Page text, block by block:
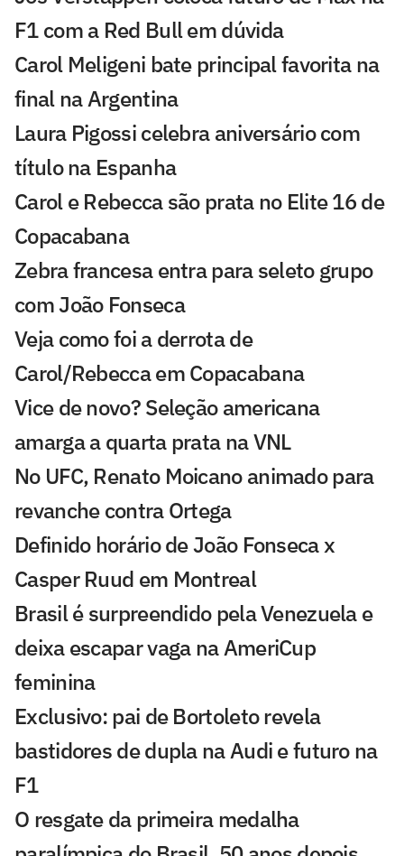
F1 com a Red Bull em dúvida
Carol Meligeni bate principal favorita na
final na Argentina
Laura Pigossi celebra aniversário com
título na Espanha
Carol e Rebecca são prata no Elite 16 de
Copacabana
Zebra francesa entra para seleto grupo
com João Fonseca
Veja como foi a derrota de
Carol/Rebecca em Copacabana
Vice de novo? Seleção americana
amarga a quarta prata na VNL
No UFC, Renato Moicano animado para
revanche contra Ortega
Definido horário de João Fonseca x
Casper Ruud em Montreal
Brasil é surpreendido pela Venezuela e
deixa escapar vaga na AmeriCup
feminina
Exclusivo: pai de Bortoleto revela
bastidores de dupla na Audi e futuro na
F1
O resgate da primeira medalha